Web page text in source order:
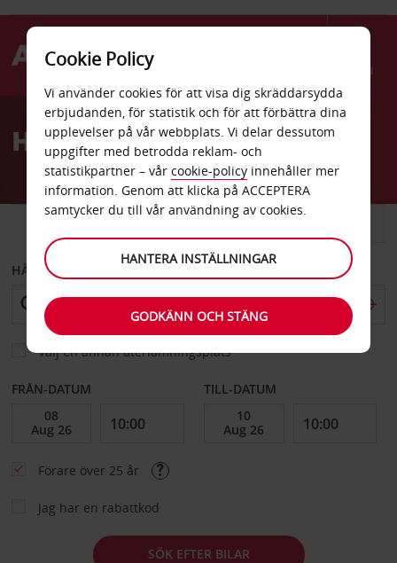
Menu
AvisHyrbil Fort Wayne
BIL
HÄMTA FRÅN
Välj en annan återlämningsplats
FRÅN-DATUM TILL-DATUM
Förare över 25 år
Jag har en rabattkod
SÖK EFTER BILAR
Cookie Policy
Vi använder cookies för att visa dig skräddarsydda
erbjudanden, för statistik och för att förbättra dina
upplevelser på vår webbplats. Vi delar dessutom
uppgifter med betrodda reklam- och
statistikpartner – vår cookie-policy innehåller mer
information. Genom att klicka på ACCEPTERA
samtycker du till vår användning av cookies.
HANTERA INSTÄLLNINGAR
GODKÄNN OCH STÄNG